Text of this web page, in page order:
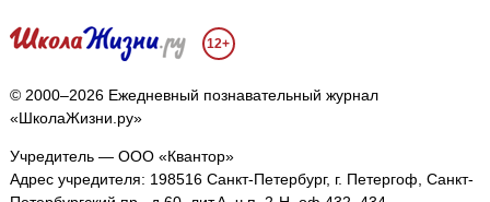
12+
© 2000–2026 Ежедневный познавательный журнал
«ШколаЖизни.ру»
Учредитель — ООО «Квантор»
Адрес учредителя: 198516 Санкт-Петербург, г. Петергоф, Санкт-